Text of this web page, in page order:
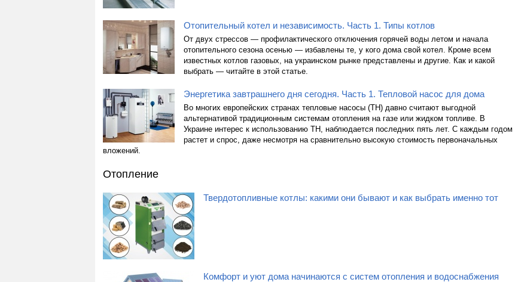
Отопительный котел и независимость. Часть 1. Типы котлов
От двух стрессов — профилактического отключения горячей воды летом и начала
отопительного сезона осенью — избавлены те, у кого дома свой котел. Кроме всем
известных котлов газовых, на украинском рынке представлены и другие. Как и какой
выбрать — читайте в этой статье.
Энергетика завтрашнего дня сегодня. Часть 1. Тепловой насос для дома
Во многих европейских странах тепловые насосы (ТН) давно считают выгодной
альтернативой традиционным системам отопления на газе или жидком топливе. В
Украине интерес к использованию ТН, наблюдается последних пять лет. С каждым годом
растет и спрос, даже несмотря на сравнительно высокую стоимость первоначальных
вложений.
Отопление
Твердотопливные котлы: какими они бывают и как выбрать именно тот
Комфорт и уют дома начинаются с систем отопления и водоснабжения